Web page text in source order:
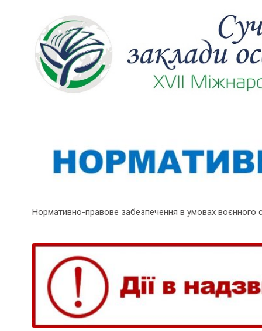
Нормативно-правове забезпечення в умовах воєнного